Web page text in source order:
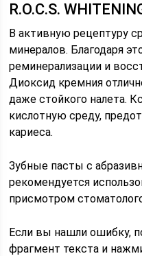
R.O.C.S.
В активную рецептуру
минералов. Благодаря
реминерализации и
Диоксид кремния
даже стойкого налета.
кислотную среду,
кариеса.
Зубные пасты с
рекомендуется
присмотром
Если вы нашли ошибку,
фрагмент текста и